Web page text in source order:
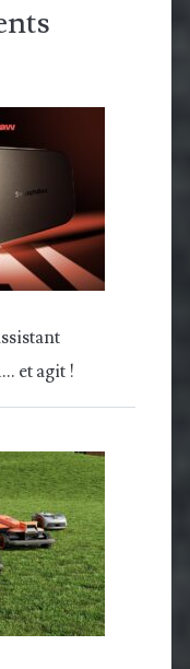
et agit !